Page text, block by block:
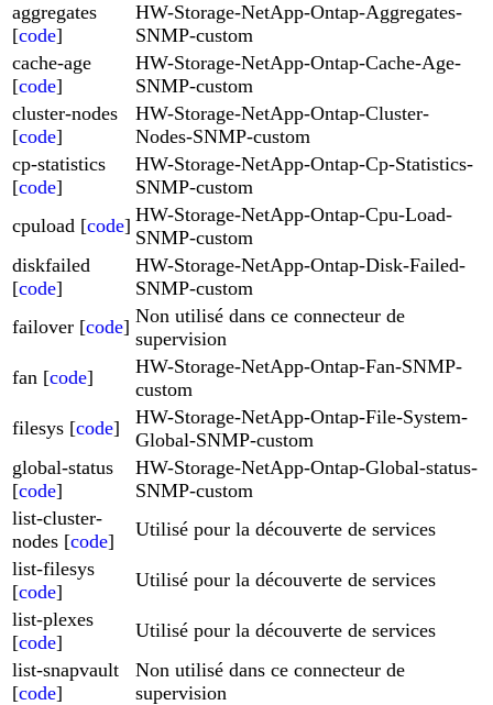
aggregates
[code]
HW-Storage-NetApp-Ontap-Aggregates-
SNMP-custom
cache-age
[code]
HW-Storage-NetApp-Ontap-Cache-Age-
SNMP-custom
cluster-nodes
[code]
HW-Storage-NetApp-Ontap-Cluster-
Nodes-SNMP-custom
cp-statistics
[code]
HW-Storage-NetApp-Ontap-Cp-Statistics-
SNMP-custom
cpuload [code] HW-Storage-NetApp-Ontap-Cpu-Load-
SNMP-custom
diskfailed
[code]
HW-Storage-NetApp-Ontap-Disk-Failed-
SNMP-custom
failover [code] Non utilisé dans ce connecteur de
supervision
fan [code]
HW-Storage-NetApp-Ontap-Fan-SNMP-
custom
filesys [code]
HW-Storage-NetApp-Ontap-File-System-
Global-SNMP-custom
global-status
[code]
HW-Storage-NetApp-Ontap-Global-status-
SNMP-custom
list-cluster-
nodes [code]
Utilisé pour la découverte de services
list-filesys
[code]
Utilisé pour la découverte de services
list-plexes
[code]
Utilisé pour la découverte de services
list-snapvault
[code]
Non utilisé dans ce connecteur de
supervision